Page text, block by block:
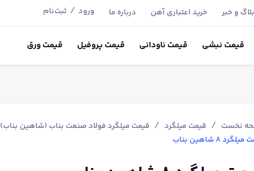
بلاگ و خبر خرید اعتباری آهن درباره ما ورود / ثبت‌نام
قیمت نبشی قیمت ناودانی قیمت پروفیل قیمتورق
نخست / قیمت میلگرد / قیمت میلگرد فولاد صنعت بناب (شاهین بناب)
8 شاهین بناب